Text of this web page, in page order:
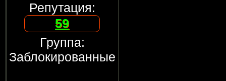
Репутация:
59
Группа:
Заблокированные